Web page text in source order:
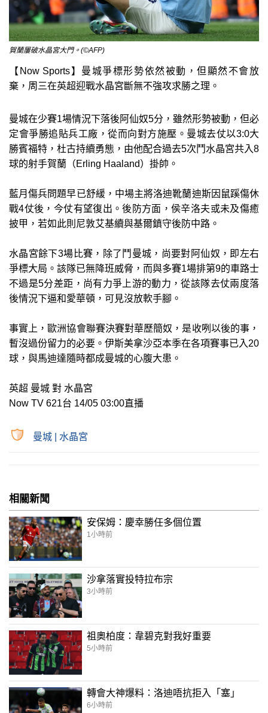
賀蘭屢破水晶宮大門。(©AFP)
【Now Sports】曼城爭標形勢依然被動，但顯然不會放
棄，周三在英超迎戰水晶宮斷無不強攻求勝之理。
曼城在少賽1場情況下落後阿仙奴5分，雖然形勢被動，但必
定會爭勝追貼兵工廠，從而向對方施壓。曼城去仗以3:0大
勝賓福特，杜古持續勇態，由他配合過去5次鬥水晶宮共入8
球的射手賀蘭（Erling Haaland）掛帥。
藍月傷兵問題早已舒緩，中場主將洛迪靴蘭迪斯因鼠蹊傷休
戰4仗後，今仗有望復出。後防方面，侯辛洛夫或未及傷癒
披甲，若如此則尼敦艾基續與基爾鎮守後防中路。
水晶宮餘下3場比賽，除了鬥曼城，尚要對阿仙奴，即左右
爭標大局。該隊已無降班威脅，而與多賽1場排第9的車路士
不過是5分差距，尚有力爭上游的動力，從該隊去仗兩度落
後情況下逼和愛華頓，可見沒放軟手腳。
事實上，歐洲協會聯賽決賽對華歷簡奴，是收咧以後的事，
暫沒過份留力的必要。伊斯美拿沙亞本季在各項賽事已入20
球，與馬迪達隨時都成曼城的心腹大患。
英超 曼城 對 水晶宮
Now TV 621台 14/05 03:00直播
曼城 水晶宮
相關新聞
安保姆：慶幸勝任多個位置
1小時前
沙拿落實投特拉布宗
3小時前
祖奧柏度：韋碧克對我好重要
5小時前
轉會大神爆料：洛迪唔抗拒入「塞」
6小時前